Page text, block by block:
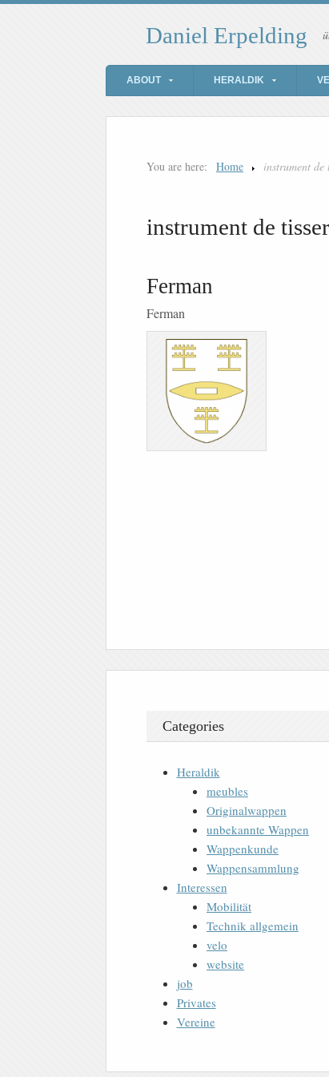
Daniel Erpelding
ABOUT HERALDIK
You are here: Home instrument de
instrument de
Ferman
Ferman
Categories
Heraldik
meubles
Originalwappen
unbekannte Wappen
Wappenkunde
Wappensammlung
Interessen
Mobilität
Technik allgemein
velo
website
job
Privates
Vereine